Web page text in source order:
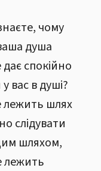
чому
душа
дає спокійно
вас в душі?
шлях
слідувати
шляхом,
лежить